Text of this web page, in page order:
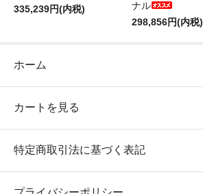
335,239円(内税)
ナル
298,856円(内税)
ホーム
カートを見る
特定商取引法に基づく表記